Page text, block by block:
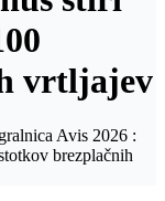
vrtljajev
Avis 2026 :
brezplačnih